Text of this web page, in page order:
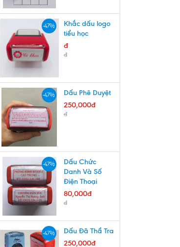
-47%
Khắc dấu logo
tiểu học
đ
đ
-47%
Dấu Phê Duyệt
250,000đ
đ
-47%
Dấu Chức
Danh Và Số
Điện Thoại
80,000đ
đ
-47%
Dấu Đã Thẩ Tra
250,000đ